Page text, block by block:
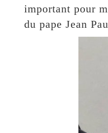
important pour
du pape Jean